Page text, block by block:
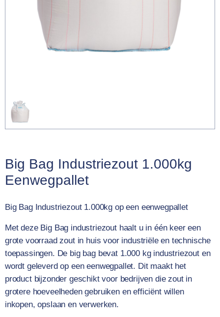
Big Bag Industriezout 1.000kg
Eenwegpallet
Big Bag Industriezout 1.000kg op een eenwegpallet
Met deze Big Bag industriezout haalt u in één keer een
grote voorraad zout in huis voor industriële en technische
toepassingen. De big bag bevat 1.000 kg industriezout en
wordt geleverd op een eenwegpallet. Dit maakt het
product bijzonder geschikt voor bedrijven die zout in
grotere hoeveelheden gebruiken en efficiënt willen
inkopen, opslaan en verwerken.